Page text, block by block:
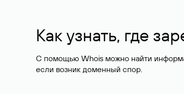
Как узнать, где
С помощью Whois можно найти
если возник доменный спор.